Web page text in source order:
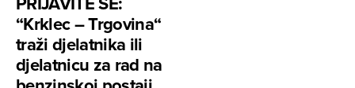
“Krklec – Trgovina“
traži djelatnika ili
djelatnicu za rad na